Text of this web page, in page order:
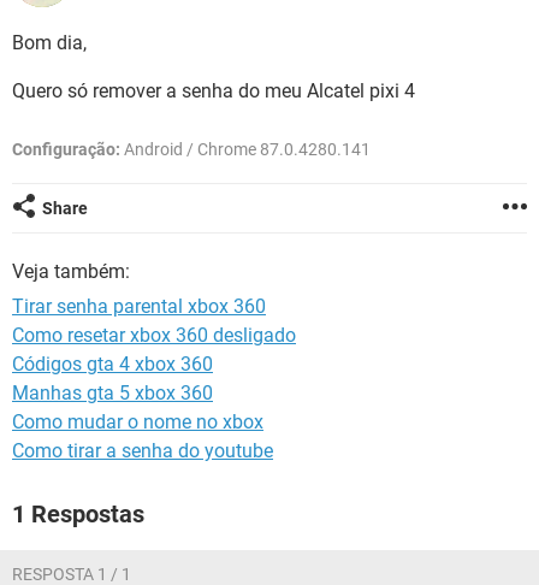
GUIA DE COMPRAS
INSTAGRAM
CELULAR
OUTLOOK
INSTAGRAM GMAIL
JOGOS
INSTAGRAM GMAIL
GUIA DE COMPRAS
Bom dia,
Quero só remover a senha do meu Alcatel pixi 4
Configuração: Android / Chrome 87.0.4280.141
Share
Veja também:
Tirar senha parental xbox 360
Como resetar xbox 360 desligado
Códigos gta 4 xbox 360
Manhas gta 5 xbox 360
Como mudar o nome no xbox
Como tirar a senha do youtube
1 Respostas
RESPOSTA 1 / 1